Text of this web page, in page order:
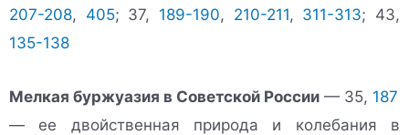
207-208, 405; 37, 189-190, 210-211, 311-313; 43,
135-138
Мелкая буржуазия в Советской России — 35, 187
— ее двойственная природа и колебания в